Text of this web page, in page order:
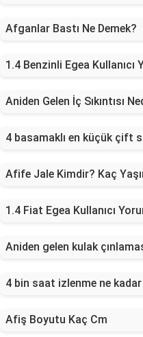
Afganlar Bastı Ne Demek?
1.4 Benzinli Egea Kullanıcı
Aniden Gelen İç Sıkıntısı
4 basamaklı en küçük çift
Afife Jale Kimdir? Kaç
1.4 Fiat Egea Kullanıcı
Aniden gelen kulak
4 bin saat izlenme ne
Afiş Boyutu Kaç Cm